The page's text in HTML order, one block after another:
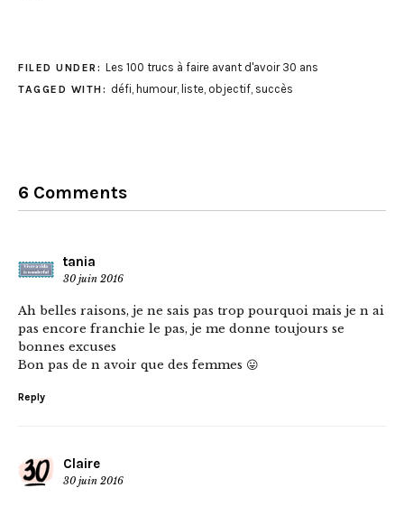
FILED UNDER: Les 100 trucs à faire avant d'avoir 30 ans
TAGGED WITH: défi humour, liste, objectif, succès
6 Comments
tania
30 juin 2016
Ah belles raisons, je ne sais pas trop pourquoi mais je n ai
pas encore franchie le pas, je me donne toujours se
bonnes excuses
Bon pas de n avoir que des femmes 😛
Reply
Claire
30 juin 2016